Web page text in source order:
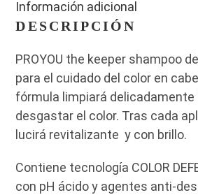
Información adicional
DESCRIPCIÓN
PROYOU the keeper shampoo
para el cuidado del color en
fórmula limpiará delicadamente
desgastar el color. Tras cada
lucirá revitalizante y con brillo.
Contiene tecnología COLOR
con pH ácido y agentes anti-